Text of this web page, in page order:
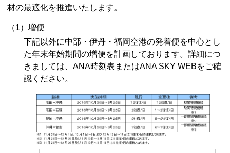
材の最適化を推進いたします。
（1）増便
下記以外に中部・伊丹・福岡空港の発着便を中心とし
た年末年始期間の増便を計画しております。詳細につ
きましては、ANA時刻表またはANA SKY WEBをご確
認ください。